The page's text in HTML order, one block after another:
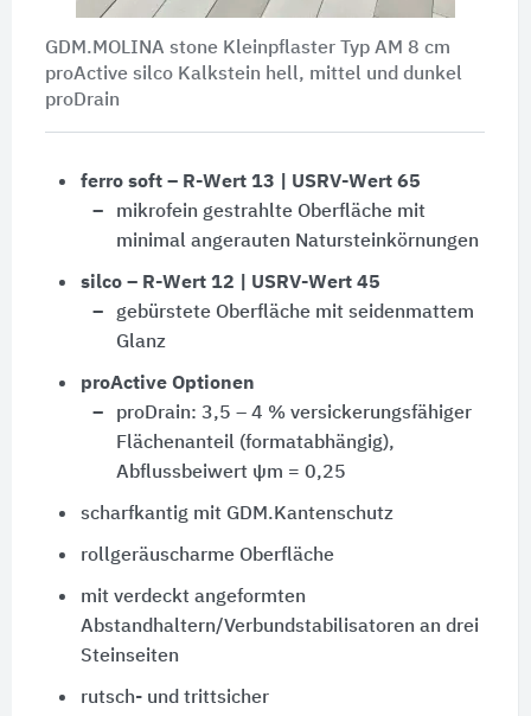
GDM.MOLINA stone Kleinpflaster Typ AM 8 cm
proActive silco Kalkstein hell, mittel und dunkel
proDrain
ferro soft – R-Wert 13 | USRV-Wert 65
mikrofein gestrahlte Oberfläche mit
minimal angerauten Natursteinkörnungen
silco – R-Wert 12 | USRV-Wert 45
gebürstete Oberfläche mit seidenmattem
Glanz
proActive Optionen
proDrain: 3,5 – 4 % versickerungsfähiger
Flächenanteil (formatabhängig),
Abflussbeiwert ψm = 0,25
scharfkantig mit GDM.Kantenschutz
rollgeräuscharme Oberfläche
mit verdeckt angeformten
Abstandhaltern/Verbundstabilisatoren an drei
Steinseiten
rutsch- und trittsicher